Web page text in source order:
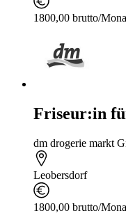
1800,00 brutto/
Friseur:in
dm drogerie markt
Leobersdorf
1800,00 brutto/